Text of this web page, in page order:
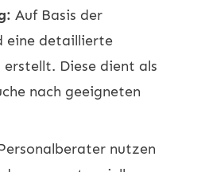
Auf Basis der
eine detaillierte
erstellt. Diese dient als
nach geeigneten
nutzen